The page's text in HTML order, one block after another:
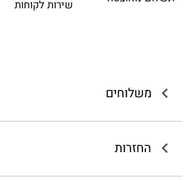
שירות לקוחות
משלוחים
החזרות